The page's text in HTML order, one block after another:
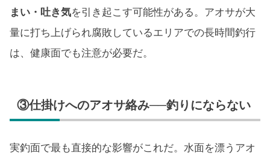
まい・吐き気を引き起こす可能性がある。アオサが大
量に打ち上げられ腐敗しているエリアでの長時間釣行
は、健康面でも注意が必要だ。
③仕掛けへのアオサ絡み──釣りにならない
実釣面で最も直接的な影響がこれだ。水面を漂うアオ